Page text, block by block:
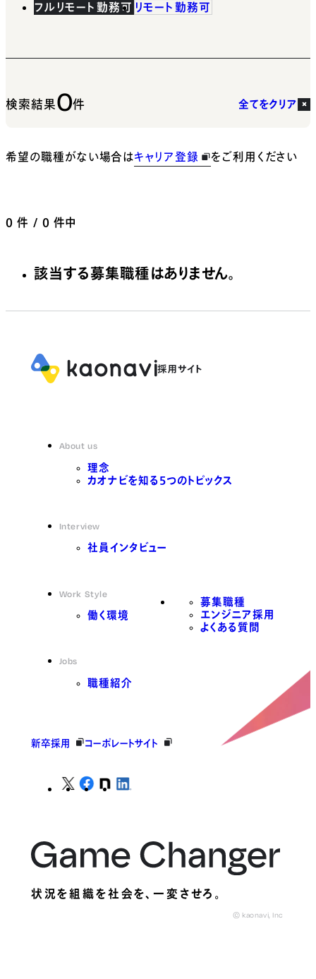
フルリモート勤務可 リモート勤務可
検索結果0件 全てをクリア
希望の職種がない場合はキャリア登録 をご利用ください
0 件 / 0 件中
該当する募集職種はありません。
About us
理念
カオナビを知る5つのトピックス
Interview
社員インタビュー
Work Style
働く環境
Jobs
職種紹介
募集職種
エンジニア採用
よくある質問
新卒採用 コーポレートサイト
状況を組織を社会を、一変させろ。
© kaonavi, Inc